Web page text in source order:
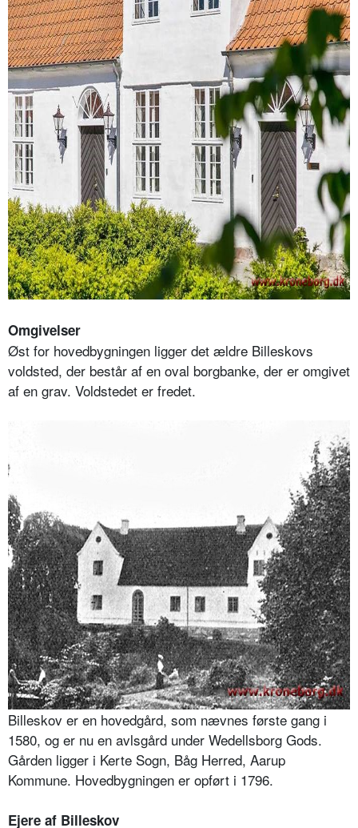
Omgivelser
Øst for hovedbygningen ligger det ældre Billeskovs
voldsted, der består af en oval borgbanke, der er omgivet
af en grav. Voldstedet er fredet.
Billeskov er en hovedgård, som nævnes første gang i
1580, og er nu en avlsgård under Wedellsborg Gods.
Gården ligger i Kerte Sogn, Båg Herred, Aarup
Kommune. Hovedbygningen er opført i 1796.
Ejere af Billeskov